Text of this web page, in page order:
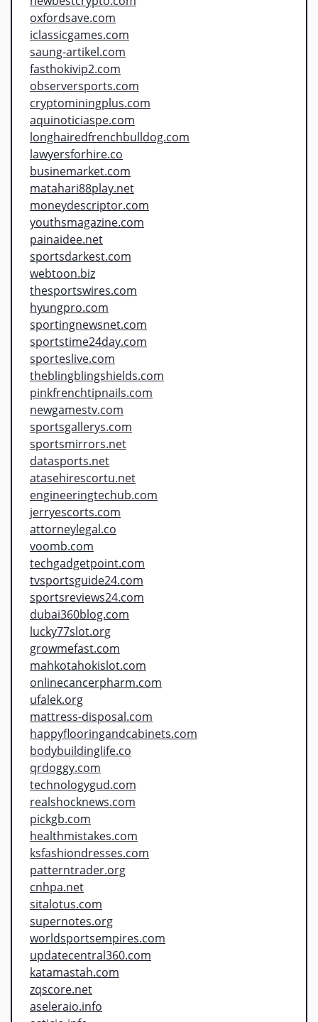
oxfordsave.com
iclassicgames.com
saung-artikel.com
fasthokivip2.com
observersports.com
cryptominingplus.com
aquinoticiaspe.com
longhairedfrenchbulldog.com
lawyersforhire.co
businemarket.com
matahari88play.net
moneydescriptor.com
youthsmagazine.com
painaidee.net
sportsdarkest.com
webtoon.biz
thesportswires.com
hyungpro.com
sportingnewsnet.com
sportstime24day.com
sporteslive.com
theblingblingshields.com
pinkfrenchtipnails.com
newgamestv.com
sportsgallerys.com
sportsmirrors.net
datasports.net
atasehirescortu.net
engineeringtechub.com
jerryescorts.com
attorneylegal.co
voomb.com
techgadgetpoint.com
tvsportsguide24.com
sportsreviews24.com
dubai360blog.com
lucky77slot.org
growmefast.com
mahkotahokislot.com
onlinecancerpharm.com
ufalek.org
mattress-disposal.com
happyflooringandcabinets.com
bodybuildinglife.co
qrdoggy.com
technologygud.com
realshocknews.com
pickgb.com
healthmistakes.com
ksfashiondresses.com
patterntrader.org
cnhpa.net
sitalotus.com
supernotes.org
worldsportsempires.com
updatecentral360.com
katamastah.com
zqscore.net
aseleraio.info